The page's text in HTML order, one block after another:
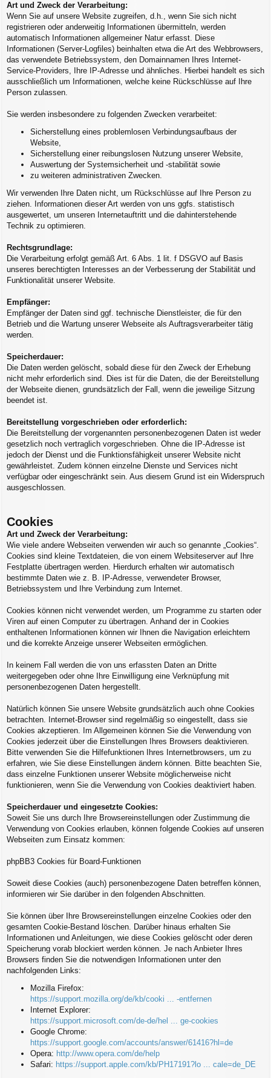
Art und Zweck der Verarbeitung:
Wenn Sie auf unsere Website zugreifen, d.h., wenn Sie sich nicht
registrieren oder anderweitig Informationen übermitteln, werden
automatisch Informationen allgemeiner Natur erfasst. Diese
Informationen (Server-Logfiles) beinhalten etwa die Art des Webbrowsers,
das verwendete Betriebssystem, den Domainnamen Ihres Internet-
Service-Providers, Ihre IP-Adresse und ähnliches. Hierbei handelt es sich
ausschließlich um Informationen, welche keine Rückschlüsse auf Ihre
Person zulassen.
Sie werden insbesondere zu folgenden Zwecken verarbeitet:
Sicherstellung eines problemlosen Verbindungsaufbaus der
Website,
Sicherstellung einer reibungslosen Nutzung unserer Website,
Auswertung der Systemsicherheit und -stabilität sowie
zu weiteren administrativen Zwecken.
Wir verwenden Ihre Daten nicht, um Rückschlüsse auf Ihre Person zu
ziehen. Informationen dieser Art werden von uns ggfs. statistisch
ausgewertet, um unseren Internetauftritt und die dahinterstehende
Technik zu optimieren.
Rechtsgrundlage:
Die Verarbeitung erfolgt gemäß Art. 6 Abs. 1 lit. f DSGVO auf Basis
unseres berechtigten Interesses an der Verbesserung der Stabilität und
Funktionalität unserer Website.
Empfänger:
Empfänger der Daten sind ggf. technische Dienstleister, die für den
Betrieb und die Wartung unserer Webseite als Auftragsverarbeiter tätig
werden.
Speicherdauer:
Die Daten werden gelöscht, sobald diese für den Zweck der Erhebung
nicht mehr erforderlich sind. Dies ist für die Daten, die der Bereitstellung
der Webseite dienen, grundsätzlich der Fall, wenn die jeweilige Sitzung
beendet ist.
Bereitstellung vorgeschrieben oder erforderlich:
Die Bereitstellung der vorgenannten personenbezogenen Daten ist weder
gesetzlich noch vertraglich vorgeschrieben. Ohne die IP-Adresse ist
jedoch der Dienst und die Funktionsfähigkeit unserer Website nicht
gewährleistet. Zudem können einzelne Dienste und Services nicht
verfügbar oder eingeschränkt sein. Aus diesem Grund ist ein Widerspruch
ausgeschlossen.
Cookies
Art und Zweck der Verarbeitung:
Wie viele andere Webseiten verwenden wir auch so genannte „Cookies“.
Cookies sind kleine Textdateien, die von einem Websiteserver auf Ihre
Festplatte übertragen werden. Hierdurch erhalten wir automatisch
bestimmte Daten wie z. B. IP-Adresse, verwendeter Browser,
Betriebssystem und Ihre Verbindung zum Internet.
Cookies können nicht verwendet werden, um Programme zu starten oder
Viren auf einen Computer zu übertragen. Anhand der in Cookies
enthaltenen Informationen können wir Ihnen die Navigation erleichtern
und die korrekte Anzeige unserer Webseiten ermöglichen.
In keinem Fall werden die von uns erfassten Daten an Dritte
weitergegeben oder ohne Ihre Einwilligung eine Verknüpfung mit
personenbezogenen Daten hergestellt.
Natürlich können Sie unsere Website grundsätzlich auch ohne Cookies
betrachten. Internet-Browser sind regelmäßig so eingestellt, dass sie
Cookies akzeptieren. Im Allgemeinen können Sie die Verwendung von
Cookies jederzeit über die Einstellungen Ihres Browsers deaktivieren.
Bitte verwenden Sie die Hilfefunktionen Ihres Internetbrowsers, um zu
erfahren, wie Sie diese Einstellungen ändern können. Bitte beachten Sie,
dass einzelne Funktionen unserer Website möglicherweise nicht
funktionieren, wenn Sie die Verwendung von Cookies deaktiviert haben.
Speicherdauer und eingesetzte Cookies:
Soweit Sie uns durch Ihre Browsereinstellungen oder Zustimmung die
Verwendung von Cookies erlauben, können folgende Cookies auf unseren
Webseiten zum Einsatz kommen:
phpBB3 Cookies für Board-Funktionen
Soweit diese Cookies (auch) personenbezogene Daten betreffen können,
informieren wir Sie darüber in den folgenden Abschnitten.
Sie können über Ihre Browsereinstellungen einzelne Cookies oder den
gesamten Cookie-Bestand löschen. Darüber hinaus erhalten Sie
Informationen und Anleitungen, wie diese Cookies gelöscht oder deren
Speicherung vorab blockiert werden können. Je nach Anbieter Ihres
Browsers finden Sie die notwendigen Informationen unter den
nachfolgenden Links:
Mozilla Firefox:
https://support.mozilla.org/de/kb/cooki ... -entfernen
Internet Explorer:
https://support.microsoft.com/de-de/hel ... ge-cookies
Google Chrome:
https://support.google.com/accounts/answer/61416?hl=de
Opera: http://www.opera.com/de/help
Safari: https://support.apple.com/kb/PH17191?lo ... cale=de_DE